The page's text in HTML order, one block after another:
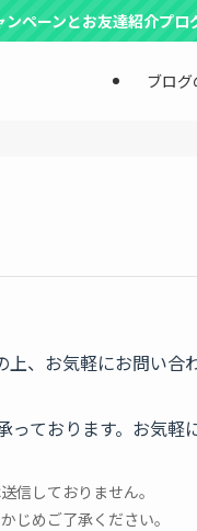
ンペーンとお友達紹介プ
ブロ
、お気軽にお問い合
っております。お気軽
しておりません。
じめご了承ください。